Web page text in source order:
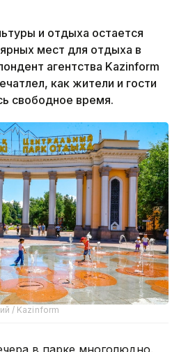
и отдыха остается
мест для отдыха в
агентства Kazinform
как жители и гости
свободное время.
/ Kazinform